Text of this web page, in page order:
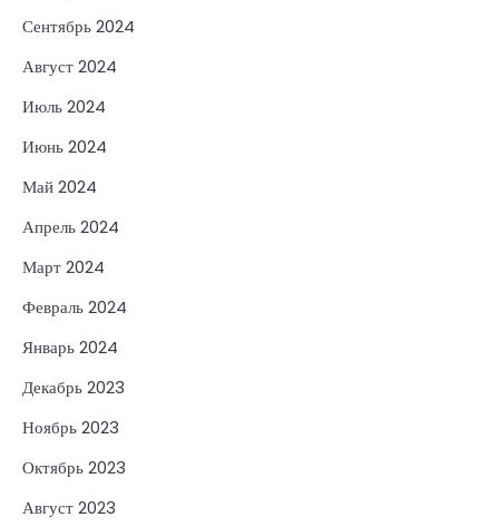
Сентябрь 2024
Август 2024
Июль 2024
Июнь 2024
Май 2024
Апрель 2024
Март 2024
Февраль 2024
Январь 2024
Декабрь 2023
Ноябрь 2023
Октябрь 2023
Август 2023